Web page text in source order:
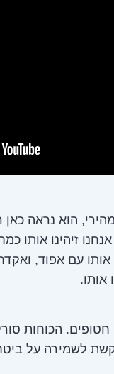
הוא נראה כאן
זיהינו אותו
אותו.
הכוחות
לשמירה על